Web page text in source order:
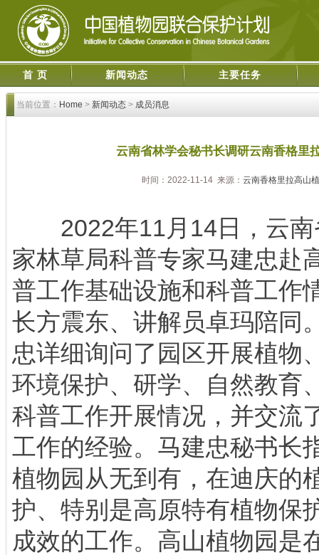
首 页 新闻动态 主要任务
当前位置： Home > 新闻动态 > 成员消息
云南省林学会秘书长调研云南香格里
时间：2022-11-14 来源： 云南香格里拉高山
2022年11月14日，云南
家林草局科普专家马建忠赴
普工作基础设施和科普工作
长方震东、讲解员卓玛陪同
忠详细询问了园区开展植物
环境保护、研学、自然教育
科普工作开展情况，并交流
工作的经验。马建忠秘书长
植物园从无到有，在迪庆的
护、特别是高原特有植物保
成效的工作。高山植物园是